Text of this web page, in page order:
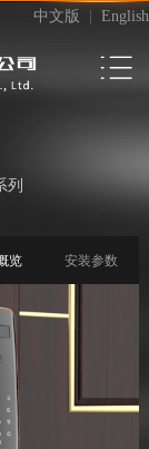
中文版 English
列
览 安装参数